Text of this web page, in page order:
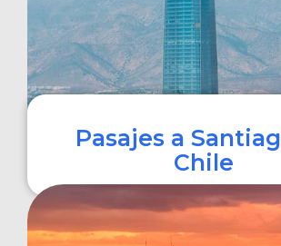
Pasajes a
Chile